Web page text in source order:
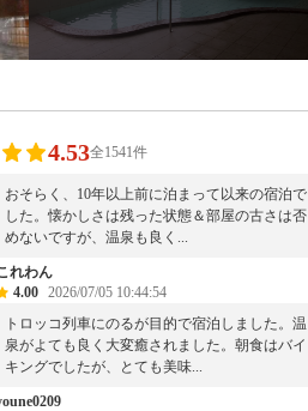
4.53全1541件
おそらく、10年以上前に泊まって以来の宿泊で
した。懐かしさは残った状態＆部屋の古さは否
めないですが、温泉も良く...
れわん
4.00 2026/07/05 10:44:54
トロッコ列車にのるが目的で宿泊しました。温
泉がよても良く大変癒されました。朝食はバイ
キングでしたが、とても美味...